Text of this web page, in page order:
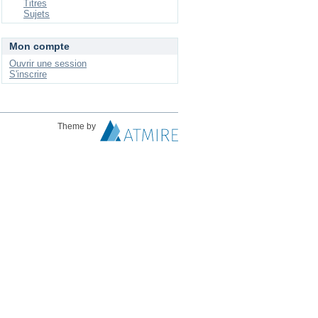
Titres
Sujets
Mon compte
Ouvrir une session
S'inscrire
Theme by